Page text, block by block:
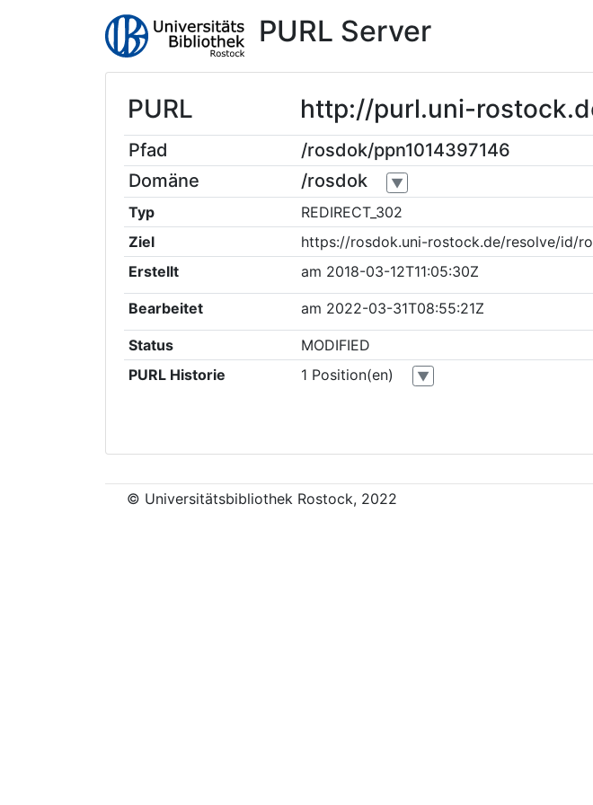
PURL Server
PURL http://purl.uni-
Pfad
/rosdok/ppn1014397146
Domäne
/rosdok ▼
Typ
REDIRECT_302
Ziel
https://rosdok.uni-rostock.de/resolve/id/
Erstellt
am 2018-03-12T11:05:30Z
Bearbeitet am 2022-03-31T08:55:21Z
Status
MODIFIED
PURL Historie
1 Position(en) ▼
© Universitätsbibliothek Rostock, 2022